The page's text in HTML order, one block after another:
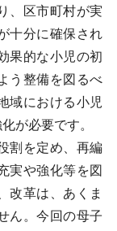
、区市町村が実
十分に確保され
果的な小児の初
う整備を図るべ
域における小児
が必要です。
割を定め、再編
実や強化等を図
改革は、あくま
ん。今回の母子